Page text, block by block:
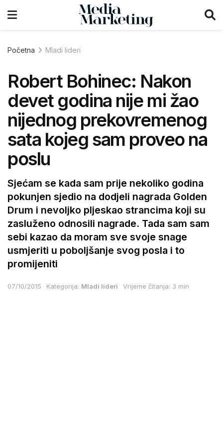
Početna Mladi lideri
Robert Bohinec: Nakon
devet godina nije mi žao
nijednog prekovremenog
sata kojeg sam proveo na
poslu
Sjećam se kada sam prije nekoliko godina
pokunjen sjedio na dodjeli nagrada Golden
Drum i nevoljko pljeskao strancima koji su
zasluženo odnosili nagrade. Tada sam sam
sebi kazao da moram sve svoje snage
usmjeriti u poboljšanje svog posla i to
promijeniti
07/10/2015 Kategorija: Mladi lideri Vrijeme čitanja: 3 min